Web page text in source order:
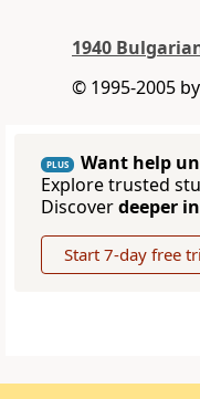
1940
© 1995-2005 by
PLUS
Want help
Explore trusted
Discoverdeeper
Start 7-day free